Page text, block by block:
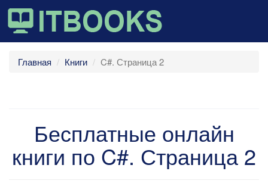
Главная Книги C#. Страница 2
Бесплатные онлайн
книги по C#. Страница 2